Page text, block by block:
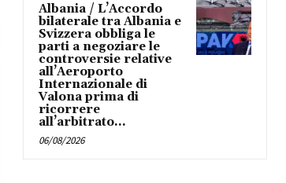
Albania / L’Accordo
bilaterale tra Albania e
Svizzera obbliga le
parti a negoziare le
controversie relative
all’Aeroporto
Internazionale di
Valona prima di
ricorrere
all’arbitrato...
06/08/2026